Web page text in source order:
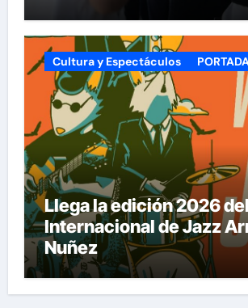
Cultura y Espectáculos
Llega la edición 2026
Internacional de Jazz
Nuñez